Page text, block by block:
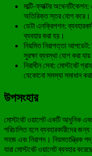
মাল্টি-ফ্যাক্টর
অতিরিক্ত স্তর যোগ করে।
ডেটা এনক্রিপশন:
ব্যবহার করা হয়।
নিয়মিত নিরাপত্তা
সুরক্ষা ব্যবস্থা যোগ করা
নিরাধীন সেবা: মোস্টবেট
যেকোনো সমস্যা সমাধান
উপসংহার
মোস্টবেট ওয়ালেট একটি আধুনিক এবং
পরিচালিত হলে ব্যবহারকারীদের
সহজ এবং নিরাপদ। নিয়মতান্ত্রিক
যারা মোস্টবেট ওয়ালেট ব্যবহার